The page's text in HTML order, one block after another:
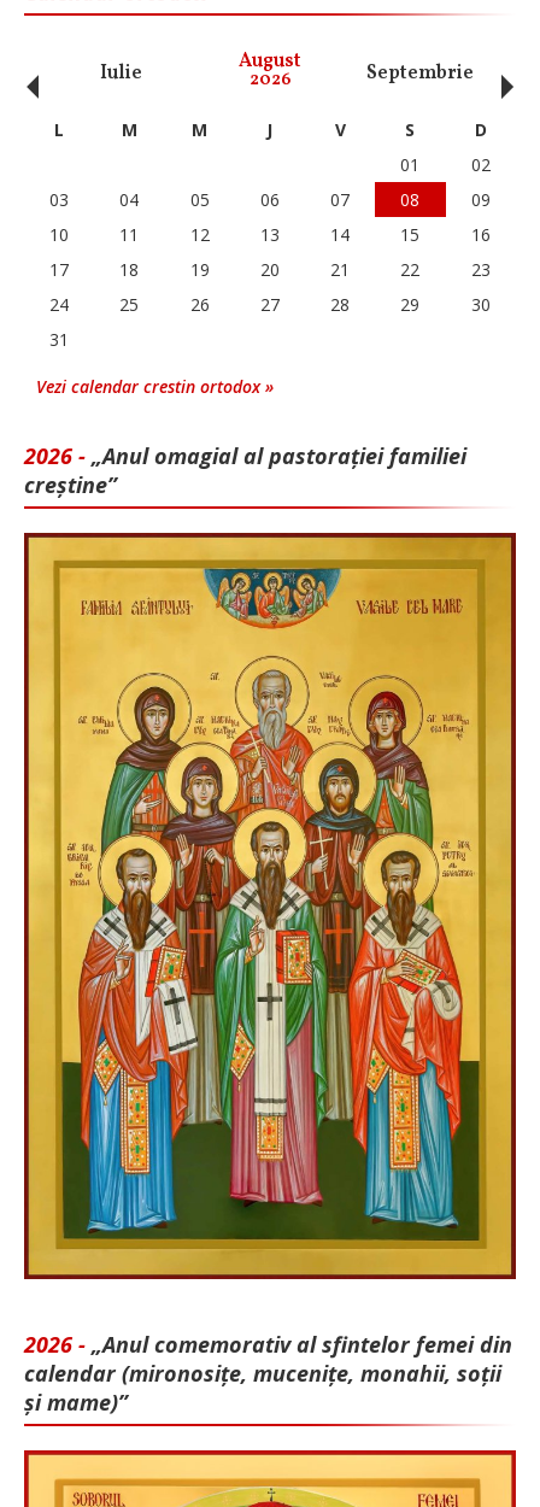
Iulie August
2026 Septembrie
‹ L M M J V S
D
01
02
03
04 05 06 07 08
09
10
11 12 13 14 15
16
17
18 19 20 21 22
23
24
25 26 27 28 29
30
31
Vezi calendar crestin ortodox »
2026 - „Anul omagial al pastorației familiei
creștine”
2026 - „Anul comemorativ al sfintelor femei din
calendar (mironosițe, mu­cenițe, monahii, soții
și mame)”